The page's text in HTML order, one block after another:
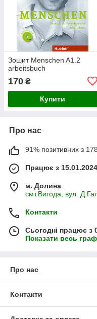
Зошит Menschen A1.2
arbeitsbuch
170 ₴
Купити
Про нас
91% позитивних з
Працює з 15.01.2024
м. Долина
смт.Вигода, вул.
Контакти
Сьогодні працює з
Показати весь
Про нас
Контакти